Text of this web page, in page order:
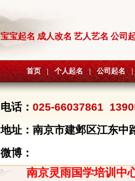
宝宝起名 成人改名 艺人艺名 公司
首页 | 个人起名 | 公司起名 |
电话： 025-66037861
地址：南京市建邺区江东中
微博：
南京灵雨国学培训中